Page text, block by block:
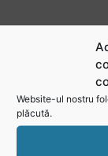
Website-ul nostru
plăcută.
Urmărește-